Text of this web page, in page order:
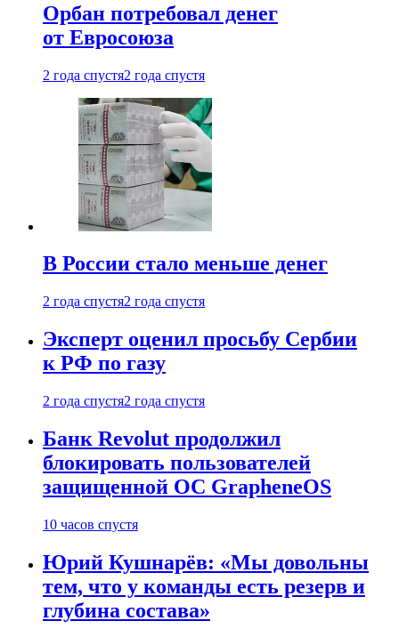
Орбан потребовал денег
от Евросоюза
2 года спустя2 года спустя
В России стало меньше денег
2 года спустя2 года спустя
Эксперт оценил просьбу Сербии
к РФ по газу
2 года спустя2 года спустя
Банк Revolut продолжил
блокировать пользователей
защищенной ОС GrapheneOS
10 часов спустя
Юрий Кушнарёв: «Мы довольны
тем, что у команды есть резерв и
глубина состава»